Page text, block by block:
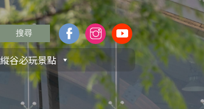
縱谷必玩景點